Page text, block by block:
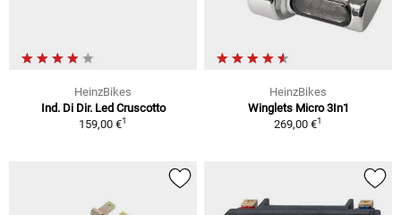
HeinzBikes
Ind. Di Dir. Led Cruscotto
159,00 €1
HeinzBikes
Winglets Micro 3In1
269,00 €1